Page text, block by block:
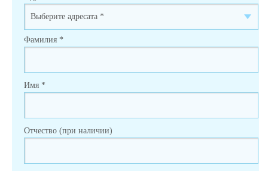
Фамилия *
Имя *
Отчество (при наличии)